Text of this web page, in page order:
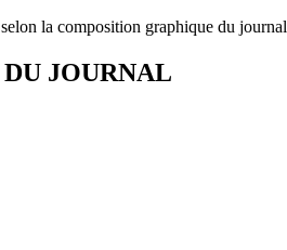
la composition graphique du journal
JOURNAL